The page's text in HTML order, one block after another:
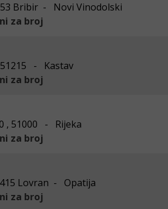
Bribir - Novi Vinodolski
za broj
51215 - Kastav
za broj
, 51000 - Rijeka
za broj
Lovran - Opatija
za broj